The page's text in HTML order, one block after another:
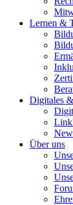
Lernen &
Digitales
Über uns